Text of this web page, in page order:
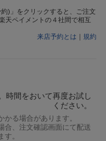
)」をクリックすると、ご注文
天ペイメントの４社間で相互
来店予約とは ｜ 規約
時間をおいて再度お試し
ください。
る場合があります。
合、注文確認画面にて配送
。